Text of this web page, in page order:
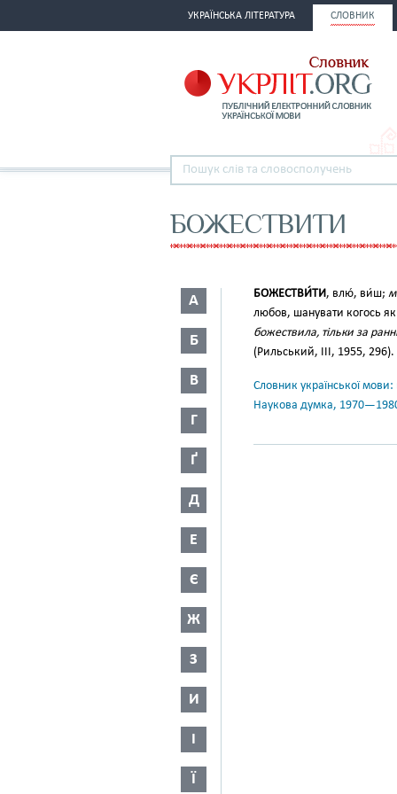
УКРАЇНСЬКА ЛІТЕРАТУРА СЛОВНИК
БОЖЕСТВИТИ
А
Б
В
Г
Ґ
Д
Е
Є
Ж
З
И
І
Ї
БОЖЕСТВИ́ТИ, влю́, ви́ш;
любов, шанувати когось
божествила, тільки за
(Рильський, III, 1955, 296).
Словник української
Наукова думка,